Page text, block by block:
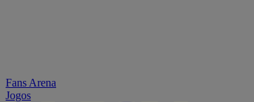
Fans Arena
Jogos